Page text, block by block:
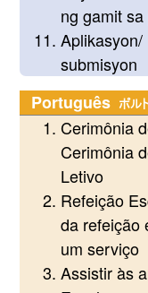
ng gamit
Aplikasyon/
submisyon
Português ポル
Cerimônia
Cerimônia
Letivo
Refeição
da refeição
um serviço
Assistir às